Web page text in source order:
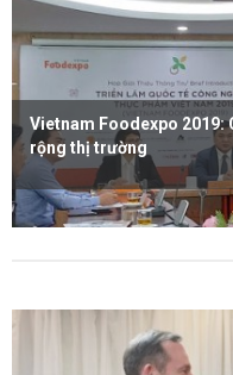
Vietnam Foodexpo 2019:
rộng thị trường
Xem thêm